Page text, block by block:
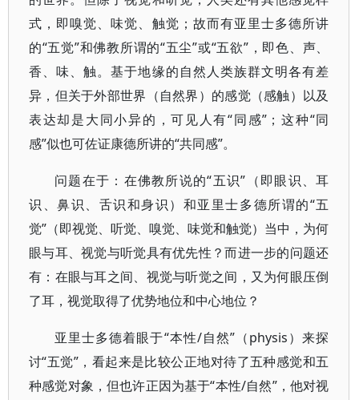
式，即嗅觉、味觉、触觉；故而有亚里士多德所讲
的“五觉”和佛教所谓的“五尘”或“五欲”，即色、声、
香、味、触。基于地缘的自然人类族群文明各有差
异，但关于外部世界（自然界）的感觉（感触）以及
表达却是大同小异的，可见人有“同感”；这种“同
感”似也可佐证康德所讲的“共同感”。
问题在于：在佛教所说的“五识”（即眼识、耳
识、鼻识、舌识和身识）和亚里士多德所谓的“五
觉”（即视觉、听觉、嗅觉、味觉和触觉）当中，为何
眼与耳、视觉与听觉具有优先性？而进一步的问题还
有：在眼与耳之间、视觉与听觉之间，又为何眼压倒
了耳，视觉取得了优势地位和中心地位？
亚里士多德着眼于“本性/自然”（physis）来探
讨“五觉”，看起来是比较公正地对待了五种感觉和五
种感觉对象，但也许正因为基于“本性/自然”，他对视